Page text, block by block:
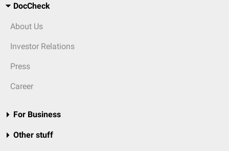
DocCheck
About Us
Investor Relations
Press
Career
For Business
Other stuff